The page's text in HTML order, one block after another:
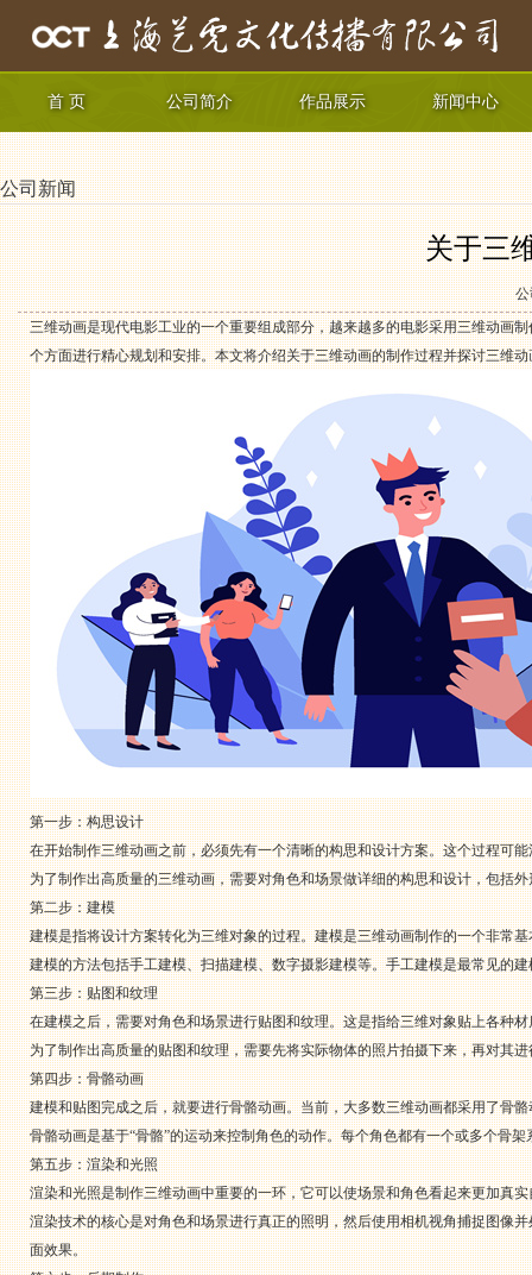
首 页 公司简介 作品展示 新闻中心
公司新闻
关于三
公
三维动画是现代电影工业的一个重要组成部分，越来越多的电影采用三维动画
个方面进行精心规划和安排。本文将介绍关于三维动画的制作过程并探讨三维
第一步：构思设计
在开始制作三维动画之前，必须先有一个清晰的构思和设计方案。这个过程可
为了制作出高质量的三维动画，需要对角色和场景做详细的构思和设计，包括
第二步：建模
建模是指将设计方案转化为三维对象的过程。建模是三维动画制作的一个非常
建模的方法包括手工建模、扫描建模、数字摄影建模等。手工建模是最常见的
第三步：贴图和纹理
在建模之后，需要对角色和场景进行贴图和纹理。这是指给三维对象贴上各种
为了制作出高质量的贴图和纹理，需要先将实际物体的照片拍摄下来，再对其
第四步：骨骼动画
建模和贴图完成之后，就要进行骨骼动画。当前，大多数三维动画都采用了骨骼
骨骼动画是基于“骨骼”的运动来控制角色的动作。每个角色都有一个或多个骨
第五步：渲染和光照
渲染和光照是制作三维动画中重要的一环，它可以使场景和角色看起来更加真实
渲染技术的核心是对角色和场景进行真正的照明，然后使用相机视角捕捉图像
面效果。